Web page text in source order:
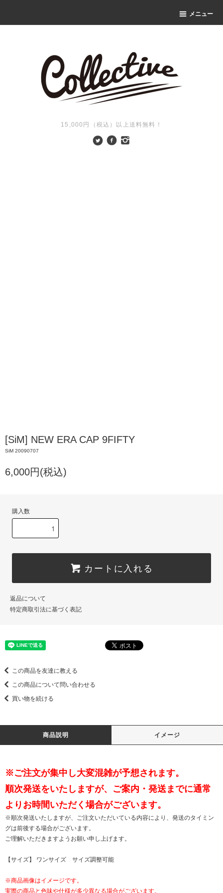
メニュー
15,000円（税込）以上送料無料！
[SiM] NEW ERA CAP 9FIFTY
SiM 20090707
6,000円(税込)
購入数
カートに入れる
返品について
特定商取引法に基づく表記
この商品を友達に教える
この商品について問い合わせる
買い物を続ける
商品説明 イメージ
※ご注文が集中し大変混雑が予想されます。
順次発送をいたしますが、ご案内・発送までに通常
よりお時間いただく場合がございます。
※順次発送いたしますが、ご注文いただいている内容により、発送のタイミン
グは前後する場合がございます。
ご理解いただきますようお願い申し上げます。
【サイズ】 ワンサイズ サイズ調整可能
※商品画像はイメージです。
実際の商品と色味や仕様が多少異なる場合がございます。